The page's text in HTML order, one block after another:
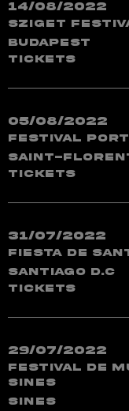
14/08/2022
Sziget
Budapest
TICKETS
05/08/2022
Festival
Saint-
TICKETS
31/07/2022
Fiesta de
Santiago D.C
TICKETS
29/07/2022
Festival de
Sines
Sines